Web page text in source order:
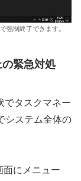
強制終了できます。
緊急対処
でタスクマネー
システム全体の
面にメニュー